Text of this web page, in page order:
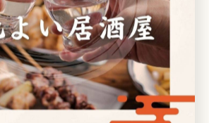
ドリンク
最近の投稿 Recent Posts